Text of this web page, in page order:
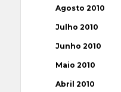
Agosto 2010
Julho 2010
Junho 2010
Maio 2010
Abril 2010